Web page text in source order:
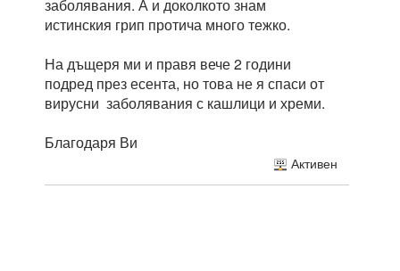
заболявания. А и доколкото знам
истинския грип протича много тежко.
На дъщеря ми и правя вече 2 години
подред през есента, но това не я спаси от
вирусни заболявания с кашлици и хреми.
Благодаря Ви
Активен